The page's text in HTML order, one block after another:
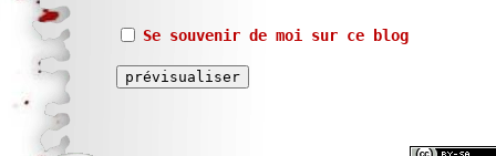
Se souvenir de moi sur ce blog